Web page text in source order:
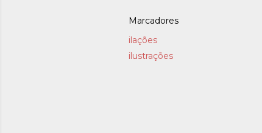
Marcadores
ilações
ilustrações